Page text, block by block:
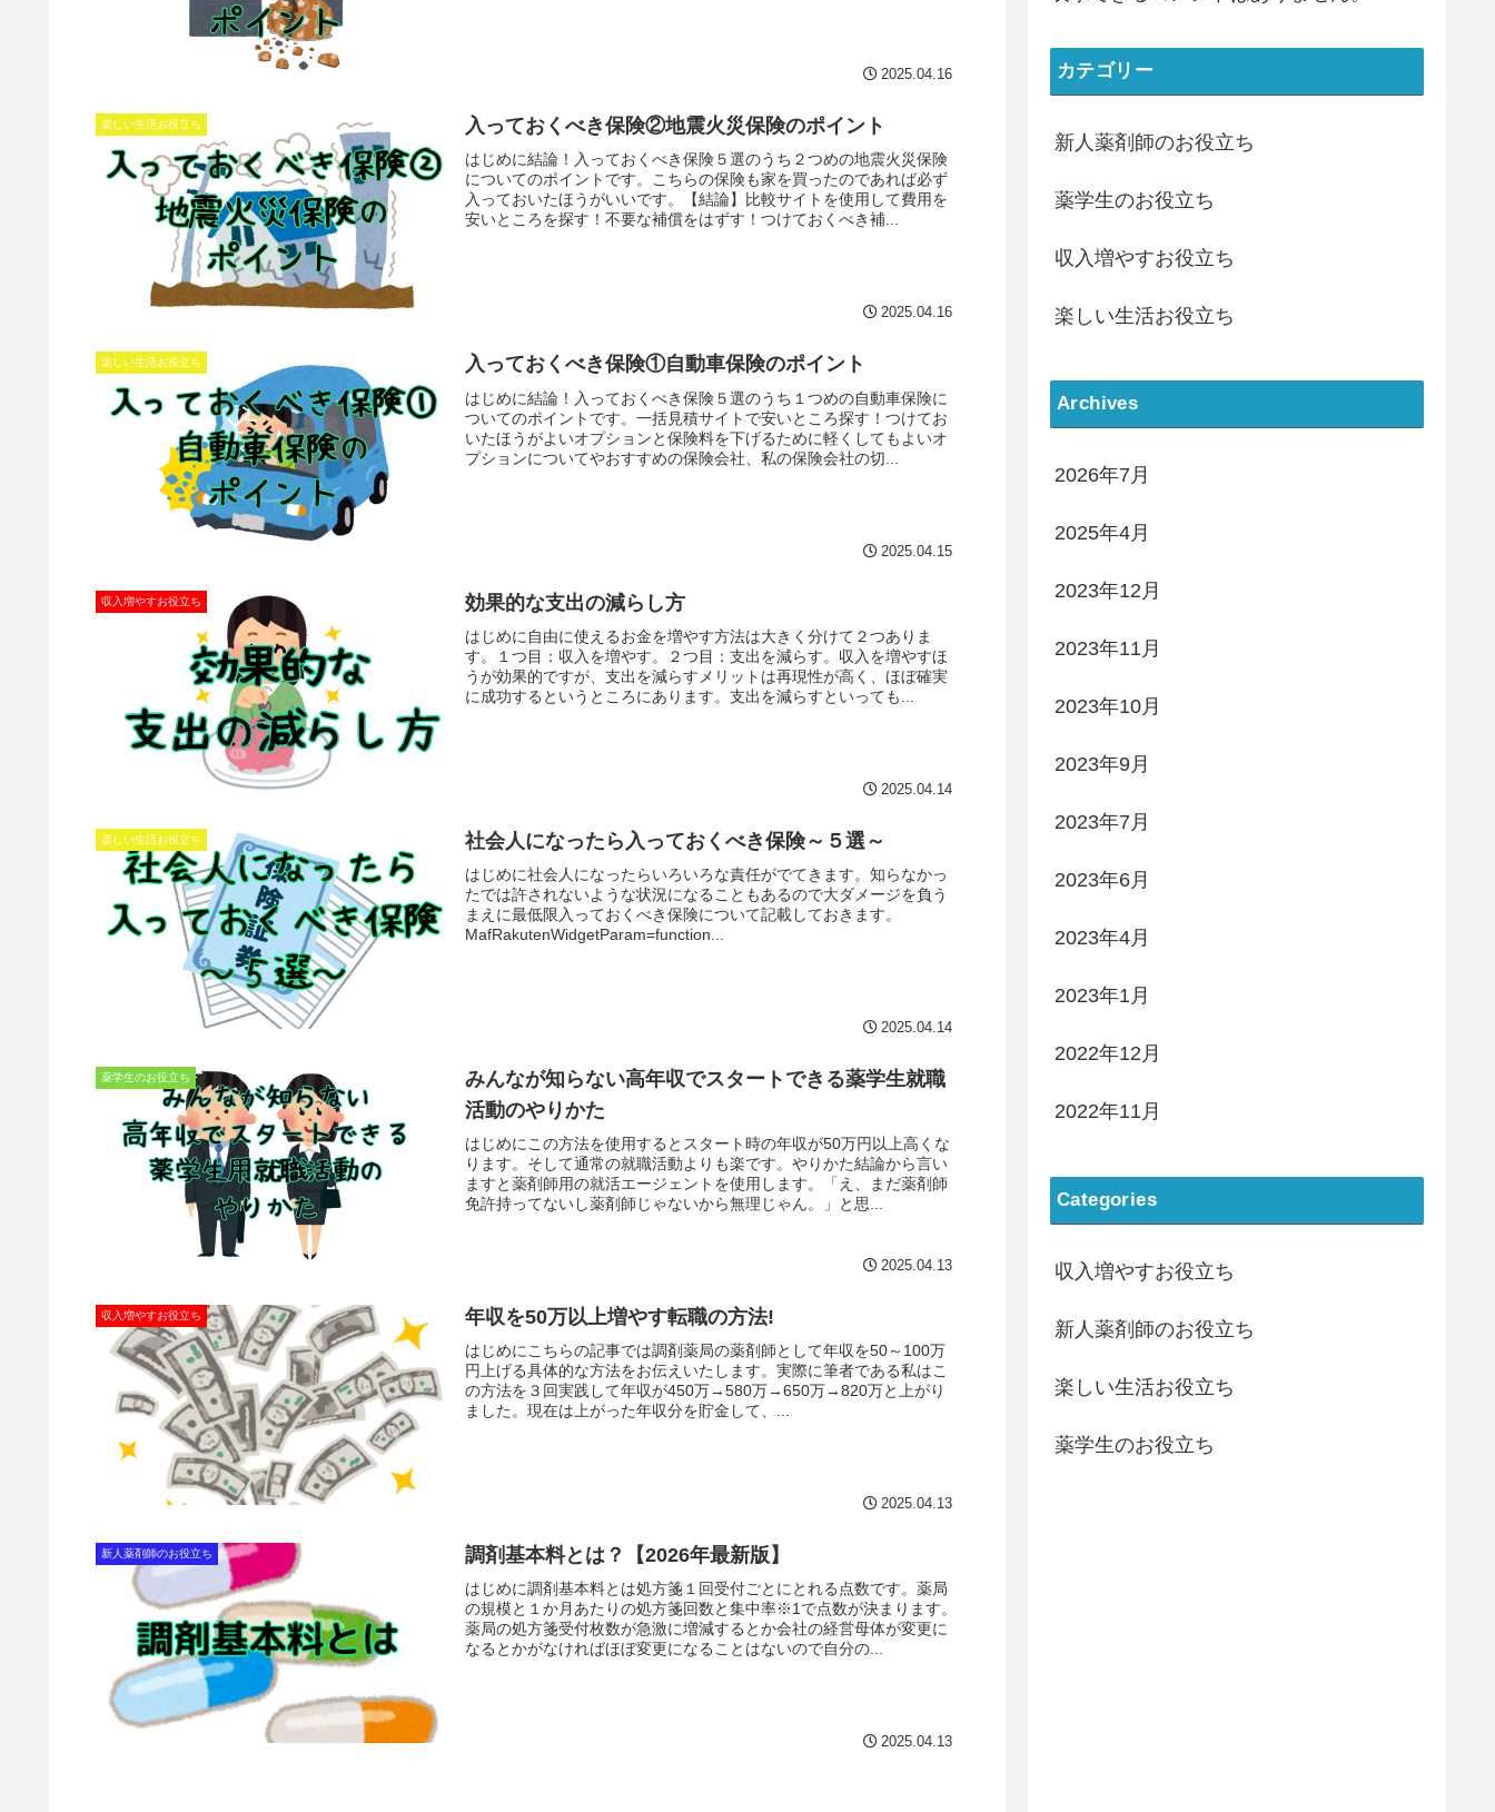
2025.04.16
楽しい生活お役立ち 入っておくべき保険②地震火災保険のポイント
はじめに結論！入っておくべき保険５選のうち２つめの地震火災保険
についてのポイントです。こちらの保険も家を買ったのであれば必ず
入っておいたほうがいいです。【結論】比較サイトを使用して費用を
安いところを探す！不要な補償をはずす！つけておくべき補...
2025.04.16
楽しい生活お役立ち 入っておくべき保険①自動車保険のポイント
はじめに結論！入っておくべき保険５選のうち１つめの自動車保険に
ついてのポイントです。一括見積サイトで安いところ探す！つけてお
いたほうがよいオプションと保険料を下げるために軽くしてもよいオ
プションについてやおすすめの保険会社、私の保険会社の切...
2025.04.15
収入増やすお役立ち 効果的な支出の減らし方
はじめに自由に使えるお金を増やす方法は大きく分けて２つありま
す。１つ目：収入を増やす。２つ目：支出を減らす。収入を増やすほ
うが効果的ですが、支出を減らすメリットは再現性が高く、ほぼ確実
に成功するというところにあります。支出を減らすといっても...
2025.04.14
楽しい生活お役立ち 社会人になったら入っておくべき保険～５選～
はじめに社会人になったらいろいろな責任がでてきます。知らなかっ
たでは許されないような状況になることもあるので大ダメージを負う
まえに最低限入っておくべき保険について記載しておきます。
MafRakutenWidgetParam=function...
2025.04.14
薬学生のお役立ち
みんなが知らない高年収でスタートできる薬学生就職
活動のやりかた
はじめにこの方法を使用するとスタート時の年収が50万円以上高くな
ります。そして通常の就職活動よりも楽です。やりかた結論から言い
ますと薬剤師用の就活エージェントを使用します。「え、まだ薬剤師
免許持ってないし薬剤師じゃないから無理じゃん。」と思...
2025.04.13
収入増やすお役立ち 年収を50万以上増やす転職の方法!
はじめにこちらの記事では調剤薬局の薬剤師として年収を50～100万
円上げる具体的な方法をお伝えいたします。実際に筆者である私はこ
の方法を３回実践して年収が450万→580万→650万→820万と上がり
ました。現在は上がった年収分を貯金して、...
2025.04.13
新人薬剤師のお役立ち 調剤基本料とは？【2026年最新版】
はじめに調剤基本料とは処方箋１回受付ごとにとれる点数です。薬局
の規模と１か月あたりの処方箋回数と集中率※1で点数が決まります。
薬局の処方箋受付枚数が急激に増減するとか会社の経営母体が変更に
なるとかがなければほぼ変更になることはないので自分の...
2025.04.13
カテゴリー
新人薬剤師のお役立ち
薬学生のお役立ち
収入増やすお役立ち
楽しい生活お役立ち
Archives
2026年7月
2025年4月
2023年12月
2023年11月
2023年10月
2023年9月
2023年7月
2023年6月
2023年4月
2023年1月
2022年12月
2022年11月
Categories
収入増やすお役立ち
新人薬剤師のお役立ち
楽しい生活お役立ち
薬学生のお役立ち